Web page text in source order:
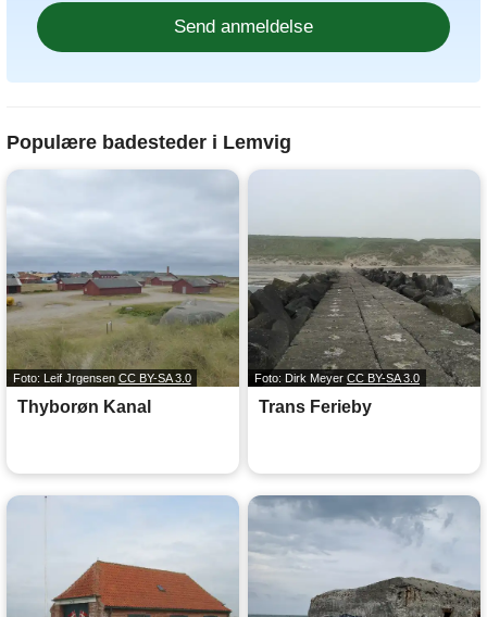
Populære badesteder i Lemvig
Foto: Leif Jrgensen CC BY-SA 3.0
Thyborøn Kanal
Foto: Dirk Meyer CC BY-SA 3.0
Trans Ferieby